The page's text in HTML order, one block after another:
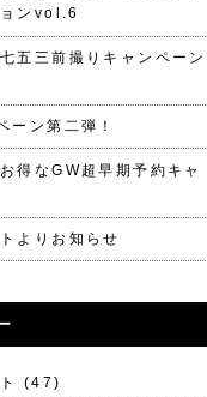
ンvol.6
五三前撮りキャンペーン
ーン第二弾！
得なGW超早期予約キャ
よりお知らせ
(47)